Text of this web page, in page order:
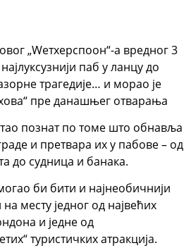
„Wетхерспоон“-а вредног 3
паб у ланцу до
трагедије… и морао је
пре данашњег отварања
познат по томе што обнавља
и претвара их у пабове – од
до судница и банака.
би бити и најнеобичнији
месту једног од највећих
и једне од
туристичких атракција.